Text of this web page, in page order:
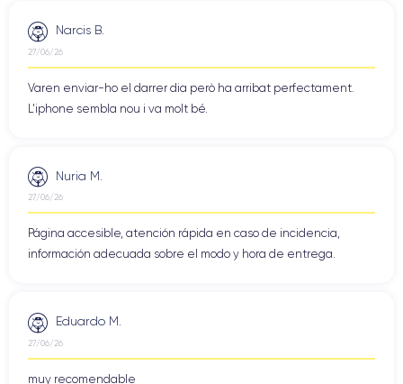
Narcis B.
27/06/26
Varen enviar-ho el darrer dia però ha arribat perfectament.
L'iphone sembla nou i va molt bé.
Nuria M.
27/06/26
Página accesible, atención rápida en caso de incidencia,
información adecuada sobre el modo y hora de entrega.
Eduardo M.
27/06/26
muy recomendable